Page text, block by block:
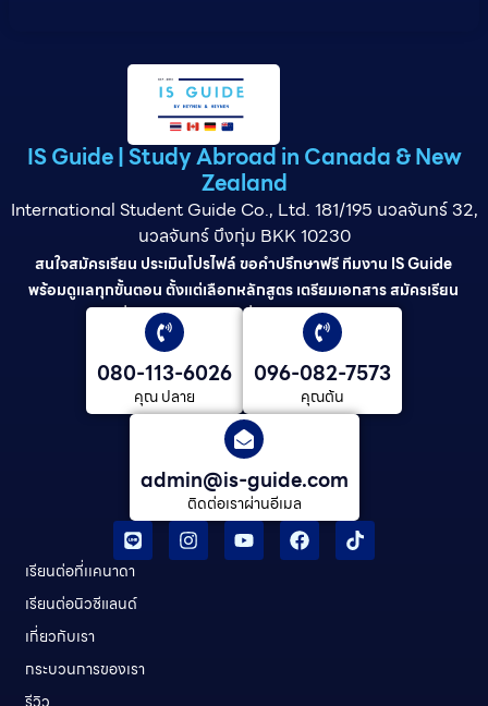
IS Guide | Study Abroad in Canada & New
Zealand
International Student Guide Co., Ltd. 181/195 นวลจันทร์ 32,
นวลจันทร์ บึงกุ่ม BKK 10230
สนใจสมัครเรียน ประเมินโปรไฟล์ ขอคำปรึกษาฟรี ทีมงาน IS Guide
พร้อมดูแลทุกขั้นตอน ตั้งแต่เลือกหลักสูตร เตรียมเอกสาร สมัครเรียน
ยื่นวีซ่า และดูแลต่อเนื่องจนจบการศึกษา
080-113-6026
คุณ ปลาย
096-082-7573
คุณต้น
admin@is-guide.com
ติดต่อเราผ่านอีเมล
เรียนต่อที่เเคนาดา
เรียนต่อนิวซีแลนด์​
เกี่ยวกับเรา
กระบวนการของเรา